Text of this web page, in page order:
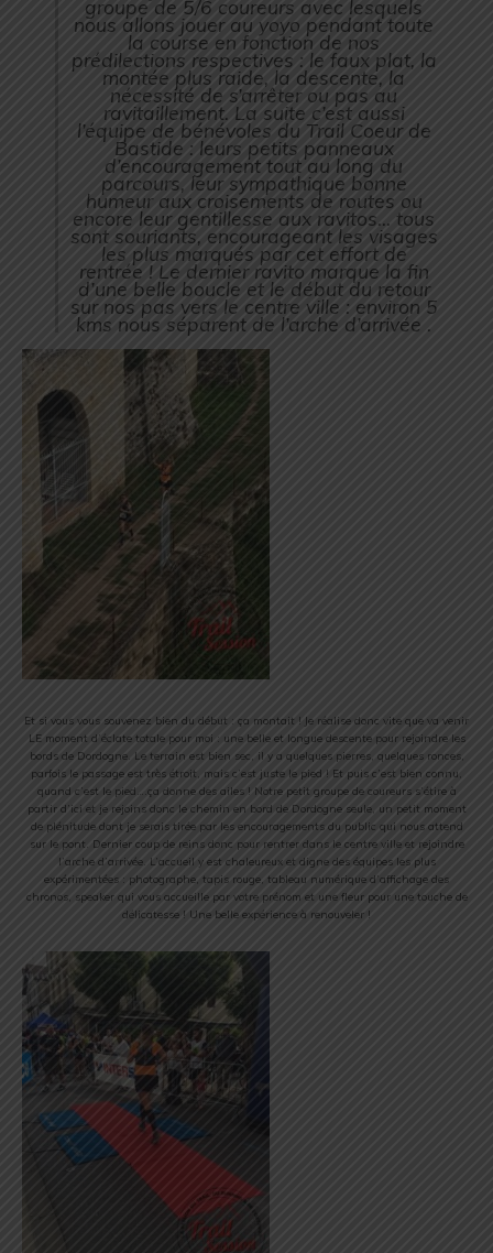
groupe de 5/6 coureurs avec lesquels
nous allons jouer au yoyo pendant toute
la course en fonction de nos
prédilections respectives : le faux plat, la
montée plus raide, la descente, la
nécessité de s’arrêter ou pas au
ravitaillement. La suite c’est aussi
l’équipe de bénévoles du Trail Coeur de
Bastide : leurs petits panneaux
d’encouragement tout au long du
parcours, leur sympathique bonne
humeur aux croisements de routes ou
encore leur gentillesse aux ravitos… tous
sont souriants, encourageant les visages
les plus marqués par cet effort de
rentrée ! Le dernier ravito marque la fin
d’une belle boucle et le début du retour
sur nos pas vers le centre ville : environ 5
kms nous séparent de l’arche d’arrivée .
Et si vous vous souvenez bien du début : ça montait ! Je réalise donc vite que va venir
LE moment d’éclate totale pour moi : une belle et longue descente pour rejoindre les
bords de Dordogne. Le terrain est bien sec, il y a quelques pierres, quelques ronces,
parfois le passage est très étroit, mais c’est juste le pied ! Et puis c’est bien connu,
quand c’est le pied….ça donne des ailes ! Notre petit groupe de coureurs s’étire à
partir d’ici et je rejoins donc le chemin en bord de Dordogne seule, un petit moment
de plénitude dont je serais tirée par les encouragements du public qui nous attend
sur le pont. Dernier coup de reins donc pour rentrer dans le centre ville et rejoindre
l’arche d’arrivée. L’accueil y est chaleureux et digne des équipes les plus
expérimentées : photographe, tapis rouge, tableau numérique d’affichage des
chronos, speaker qui vous accueille par votre prénom et une fleur pour une touche de
délicatesse ! Une belle expérience à renouveler !